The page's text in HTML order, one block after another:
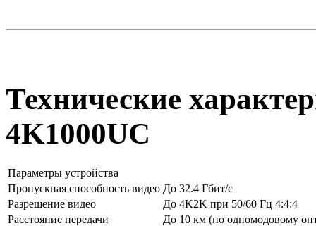
Технические
4K1000UC
Параметры устройства
Пропускная способность видео До 32.4 Гбит/с
Разрешение видео
До 4K2K при 50/60 Гц 4:4:4
Расстояние передачи
До 10 км (по одномодовому